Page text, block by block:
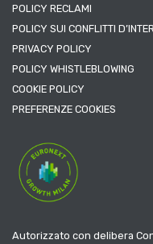
POLICY RECLAMI
POLICY SUI CONFLITTI
PRIVACY POLICY
POLICY WHISTLEBLOWING
COOKIE POLICY
PREFERENZE COOKIES
Autorizzato con delibera